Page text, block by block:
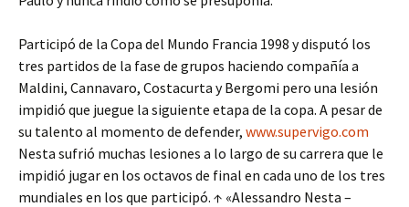
Participó de la Copa del Mundo Francia 1998 y disputó los
tres partidos de la fase de grupos haciendo compañía a
Maldini, Cannavaro, Costacurta y Bergomi pero una lesión
impidió que juegue la siguiente etapa de la copa. A pesar de
su talento al momento de defender, www.supervigo.com
Nesta sufrió muchas lesiones a lo largo de su carrera que le
impidió jugar en los octavos de final en cada uno de los tres
mundiales en los que participó. ↑ «Alessandro Nesta –